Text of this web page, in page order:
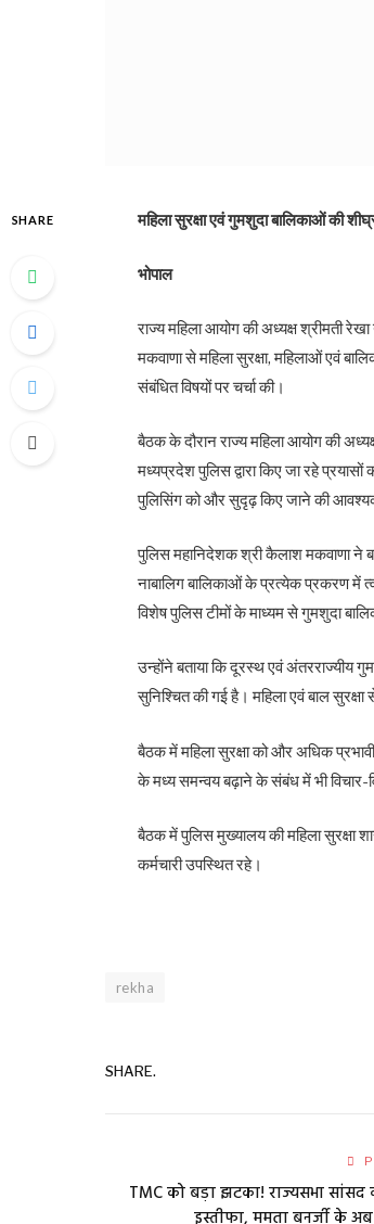
SHARE महिला सुरक्षा एवं गुमशुदा बालिकाओं की
भोपाल
राज्य महिला आयोग की अध्यक्ष श्रीमती
मकवाणा से महिला सुरक्षा, महिलाओं एवं
संबंधित विषयों पर चर्चा की।
बैठक के दौरान राज्य महिला आयोग की
मध्यप्रदेश पुलिस द्वारा किए जा रहे
पुलिसिंग को और सुदृढ़ किए जाने की
पुलिस महानिदेशक श्री कैलाश मकवाणा ने
नाबालिग बालिकाओं के प्रत्येक प्रकरण में
विशेष पुलिस टीमों के माध्यम से गुमशुदा
उन्होंने बताया कि दूरस्थ एवं अंतरराज्यीय
सुनिश्चित की गई है। महिला एवं बाल
बैठक में महिला सुरक्षा को और अधिक
के मध्य समन्वय बढ़ाने के संबंध में भी विचार-
बैठक में पुलिस मुख्यालय की महिला सुरक्षा
कर्मचारी उपस्थित रहे।
rekha
SHARE.
TMC को बड़ा झटका! राज्यसभा
इस्तीफा, ममता बनर्जी के